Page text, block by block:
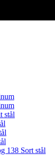
stål
138 Sort stål